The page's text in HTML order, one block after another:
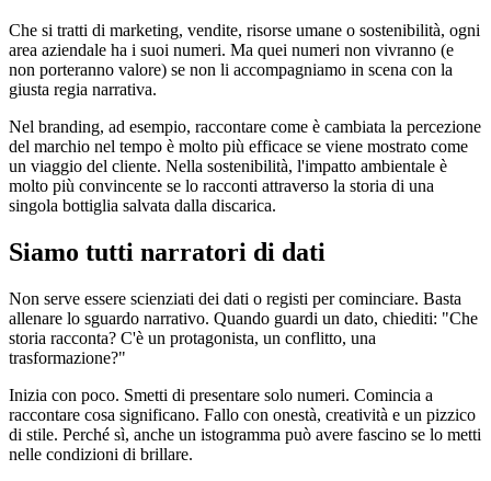
Che si tratti di marketing, vendite, risorse umane o sostenibilità, ogni
area aziendale ha i suoi numeri. Ma quei numeri non vivranno (e
non porteranno valore) se non li accompagniamo in scena con la
giusta regia narrativa.
Nel branding, ad esempio, raccontare come è cambiata la percezione
del marchio nel tempo è molto più efficace se viene mostrato come
un viaggio del cliente. Nella sostenibilità, l'impatto ambientale è
molto più convincente se lo racconti attraverso la storia di una
singola bottiglia salvata dalla discarica.
Siamo tutti narratori di dati
Non serve essere scienziati dei dati o registi per cominciare. Basta
allenare lo sguardo narrativo. Quando guardi un dato, chiediti: "Che
storia racconta? C'è un protagonista, un conflitto, una
trasformazione?"
Inizia con poco. Smetti di presentare solo numeri. Comincia a
raccontare cosa significano. Fallo con onestà, creatività e un pizzico
di stile. Perché sì, anche un istogramma può avere fascino se lo metti
nelle condizioni di brillare.